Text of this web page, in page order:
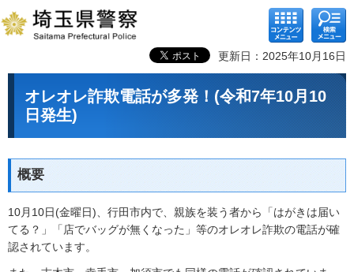
コンテ
ンツメ
ニュー
検索メ
ニュー
更新日：2025年10月16日
オレオレ詐欺電話が多発！(令和7年10月10
日発生)
概要
10月10日(金曜日)、行田市内で、親族を装う者から「はがきは届い
てる？」「店でバッグが無くなった」等のオレオレ詐欺の電話が確
認されています。